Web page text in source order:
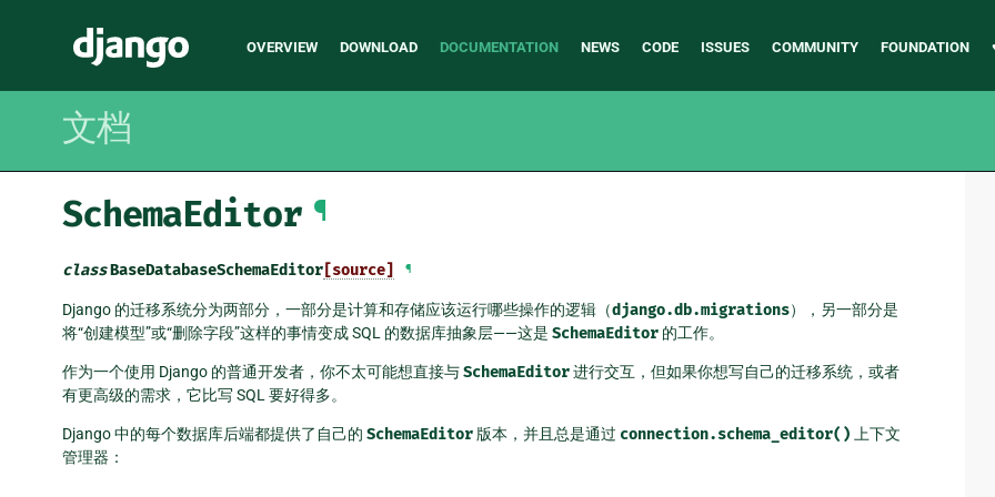
Django
Main
OVERVIEW DOWNLOAD DOCUMENTATION NEWS CODE ISSUES COMMUNITY FOUNDATION
文档
SchemaEditor ¶
classBaseDatabaseSchemaEditor [source] ¶
Django 的迁移系统分为两部分，一部分是计算和存储应该运行哪些操作的逻辑（django.db.migrations），另一部分是
将“创建模型”或“删除字段”这样的事情变成 SQL 的数据库抽象层——这是 SchemaEditor 的工作。
作为一个使用 Django 的普通开发者，你不太可能想直接与SchemaEditor进行交互，但如果你想写自己的迁移系统，或者
有更高级的需求，它比写 SQL 要好得多。
Django 中的每个数据库后端都提供了自己的 SchemaEditor 版本，并且总是通过 connection.schema_editor() 上下文
管理器：